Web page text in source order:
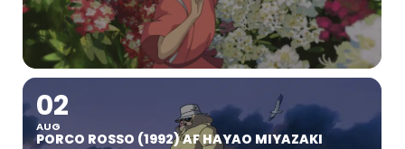
02
AUG
PORCO ROSSO (1992) AF HAYAO MIYAZAKI